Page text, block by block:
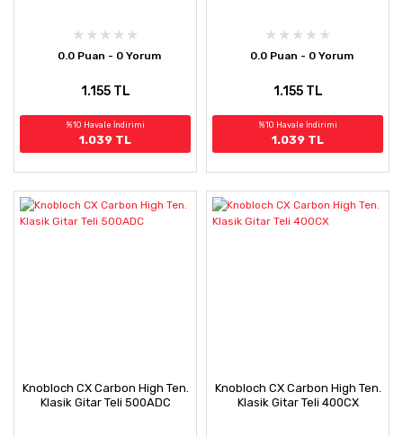
0.0 Puan - 0 Yorum
1.155 TL
%10 Havale İndirimi
1.039 TL
0.0 Puan - 0 Yorum
1.155 TL
%10 Havale İndirimi
1.039 TL
Knobloch CX Carbon High Ten.
Klasik Gitar Teli 500ADC
Knobloch CX Carbon High Ten.
Klasik Gitar Teli 400CX